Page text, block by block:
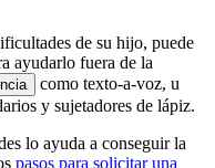
de su hijo, puede
ayudarlo fuera de la
como texto-a-voz, u
y sujetadores de lápiz.
lo ayuda a conseguir la
pasos para solicitar una